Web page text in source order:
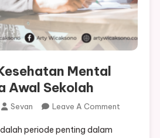
Mental
Awal Sekolah
Sevan Leave A CommentOn
periode penting dalam